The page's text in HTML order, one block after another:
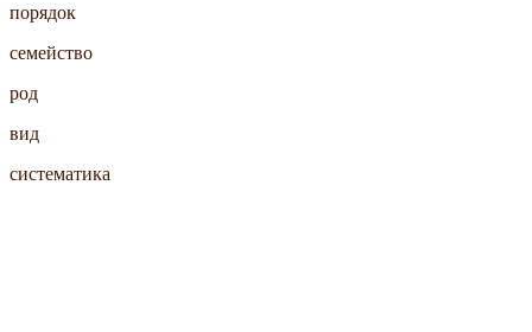
порядок
семейство
род
вид
систематика